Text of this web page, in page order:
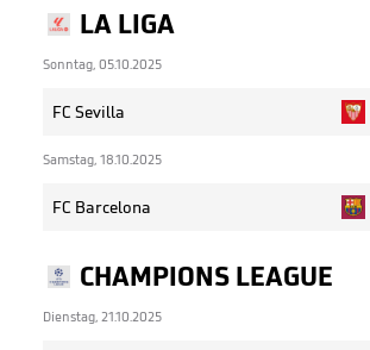
LA LIGA
Sonntag, 05.10.2025
FC Sevilla
Samstag, 18.10.2025
FC Barcelona
CHAMPIONS LEAGUE
Dienstag, 21.10.2025